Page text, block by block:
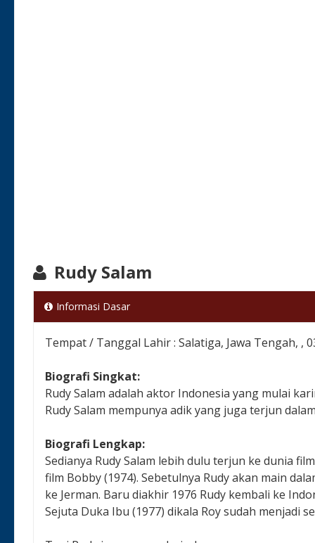
Rudy Salam
Informasi Dasar
Tempat / Tanggal Lahir : Salatiga, Jawa Tengah, ,
Biografi Singkat:
Rudy Salam adalah aktor Indonesia yang mulai
Rudy Salam mempunya adik yang juga terjun
Biografi Lengkap:
Sedianya Rudy Salam lebih dulu terjun ke dunia
film Bobby (1974). Sebetulnya Rudy akan main
ke Jerman. Baru diakhir 1976 Rudy kembali ke
Sejuta Duka Ibu (1977) dikala Roy sudah menjadi